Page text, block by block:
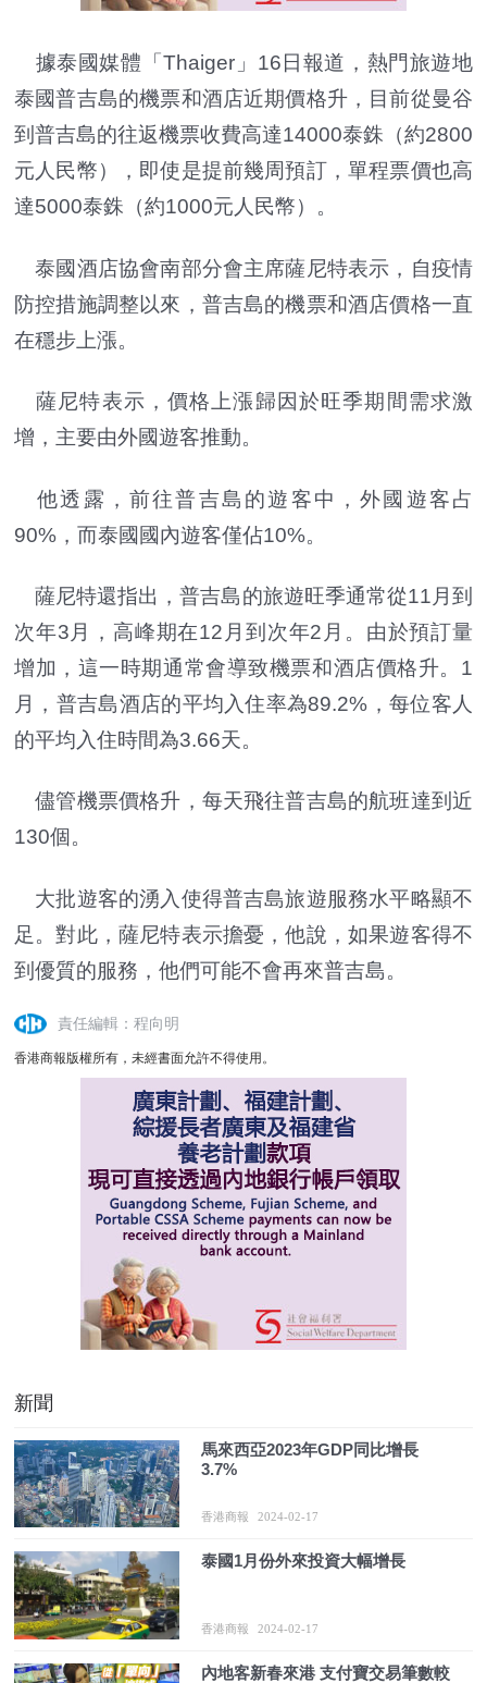
據泰國媒體「Thaiger」16日報道，熱門旅遊地
泰國普吉島的機票和酒店近期價格升，目前從曼谷
到普吉島的往返機票收費高達14000泰銖（約2800
元人民幣），即使是提前幾周預訂，單程票價也高
達5000泰銖（約1000元人民幣）。
泰國酒店協會南部分會主席薩尼特表示，自疫情
防控措施調整以來，普吉島的機票和酒店價格一直
在穩步上漲。
薩尼特表示，價格上漲歸因於旺季期間需求激
增，主要由外國遊客推動。
他透露，前往普吉島的遊客中，外國遊客占
90%，而泰國國內遊客僅佔10%。
薩尼特還指出，普吉島的旅遊旺季通常從11月到
次年3月，高峰期在12月到次年2月。由於預訂量
增加，這一時期通常會導致機票和酒店價格升。1
月，普吉島酒店的平均入住率為89.2%，每位客人
的平均入住時間為3.66天。
儘管機票價格升，每天飛往普吉島的航班達到近
130個。
大批遊客的湧入使得普吉島旅遊服務水平略顯不
足。對此，薩尼特表示擔憂，他說，如果遊客得不
到優質的服務，他們可能不會再來普吉島。
責任編輯：程向明
香港商報版權所有，未經書面允許不得使用。
新聞
馬來西亞2023年GDP同比增長
3.7%
香港商報 2024-02-17
泰國1月份外來投資大幅增長
香港商報 2024-02-17
內地客新春來港 支付寶交易筆數較